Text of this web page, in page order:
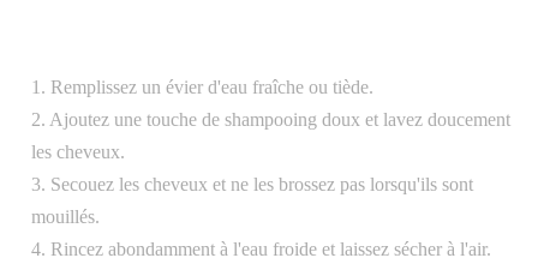
1. Remplissez un évier d'eau fraîche ou tiède.
2. Ajoutez une touche de shampooing doux et lavez doucement
les cheveux.
3. Secouez les cheveux et ne les brossez pas lorsqu'ils sont
mouillés.
4. Rincez abondamment à l'eau froide et laissez sécher à l'air.